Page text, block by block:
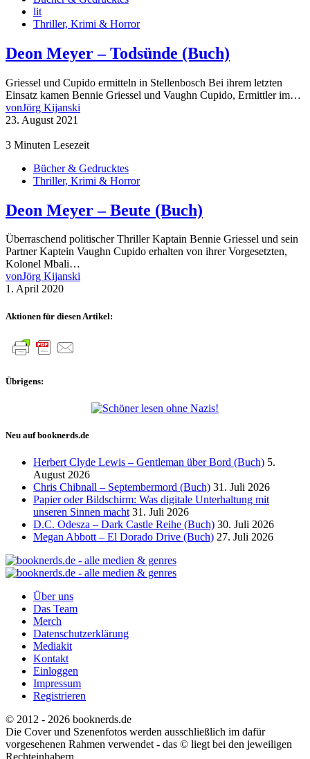
lit
Thriller, Krimi & Horror
Deon Meyer – Todsünde (Buch)
Griessel und Cupido ermitteln in Stellenbosch Bei ihrem letzten
Einsatz kamen Bennie Griessel und Vaughn Cupido, Ermittler im…
vonJörg Kijanski
23. August 2021
3 Minuten Lesezeit
Bücher & Gedrucktes
Thriller, Krimi & Horror
Deon Meyer – Beute (Buch)
Überraschend politischer Thriller Kaptain Bennie Griessel und sein
Partner Kaptein Vaughn Cupido erhalten von ihrer Vorgesetzten,
Kolonel Mbali…
vonJörg Kijanski
1. April 2020
Aktionen für diesen Artikel:
Übrigens:
Neu auf booknerds.de
Herbert Clyde Lewis – Gentleman über Bord (Buch) 5.
August 2026
Chris Chibnall – Septembermord (Buch) 31. Juli 2026
Papier oder Bildschirm: Was digitale Unterhaltung mit
unseren Sinnen macht 31. Juli 2026
D.C. Odesza – Dark Castle Reihe (Buch) 30. Juli 2026
Megan Abbott – El Dorado Drive (Buch) 27. Juli 2026
Über uns
Das Team
Merch
Datenschutzerklärung
Mediakit
Kontakt
Einloggen
Impressum
Registrieren
© 2012 - 2026 booknerds.de
Die Cover und Szenenfotos werden ausschließlich im dafür
vorgesehenen Rahmen verwendet - das © liegt bei den jeweiligen